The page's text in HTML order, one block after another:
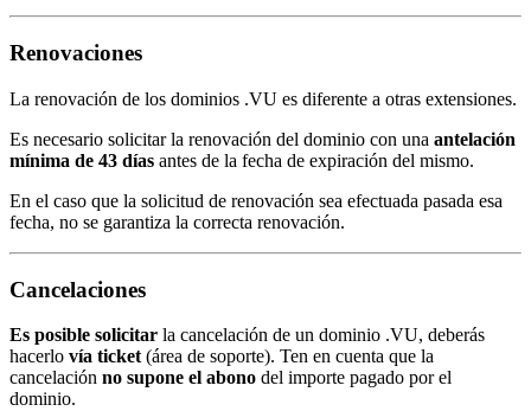
Renovaciones
La renovación de los dominios .VU es diferente a otras extensiones.
Es necesario solicitar la renovación del dominio con una antelación
mínima de 43 días antes de la fecha de expiración del mismo.
En el caso que la solicitud de renovación sea efectuada pasada esa
fecha, no se garantiza la correcta renovación.
Cancelaciones
Es posible solicitar la cancelación de un dominio .VU, deberás
hacerlo vía ticket (área de soporte). Ten en cuenta que la
cancelación no supone el abono del importe pagado por el
dominio.